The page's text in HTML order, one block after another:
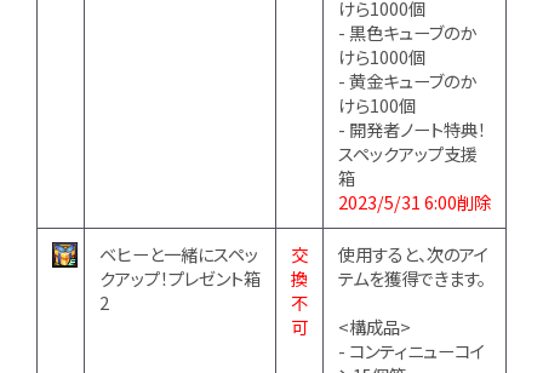
けら1000個
- 黒色キューブのか
けら1000個
- 黄金キューブのか
けら100個
- 開発者ノート特典！
スペックアップ支援
箱
2023/5/31 6:00削除
ベヒーと一緒にスペッ
クアップ！プレゼント箱
2
交
換
不
可
使用すると、次のアイ
テムを獲得できます。
<構成品>
- コンティニューコイ